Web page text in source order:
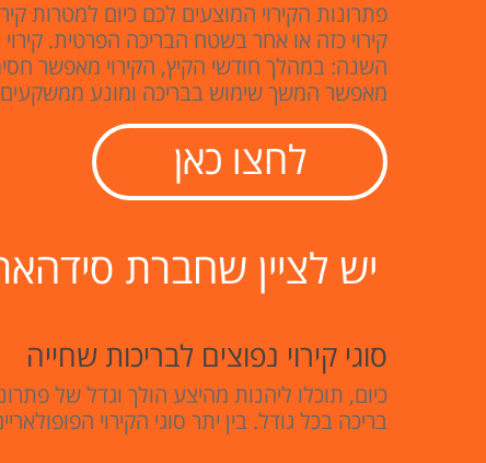
פתרונות הקירוי המוצעים לכם כיום למטרות
קירוי כזה או אחר בשטח הבריכה הפרטית.
השנה: במהלך חודשי הקיץ, הקירוי מאפשר
מאפשר המשך שימוש בבריכה ומונע ממשקעים
לחצו כאן
יש לציין שחברת
סוגי קירוי נפוצים לבריכות שחייה
כיום, תוכלו ליהנות מהיצע הולך וגדל של
בריכה בכל גודל. בין יתר סוגי הקירוי